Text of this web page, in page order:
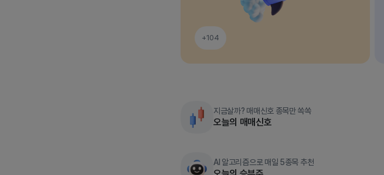
+104
지금살까? 매매신호 종목만 쏙쏙
오늘의 매매신호
AI 알고리즘으로 매일 5종목 추천